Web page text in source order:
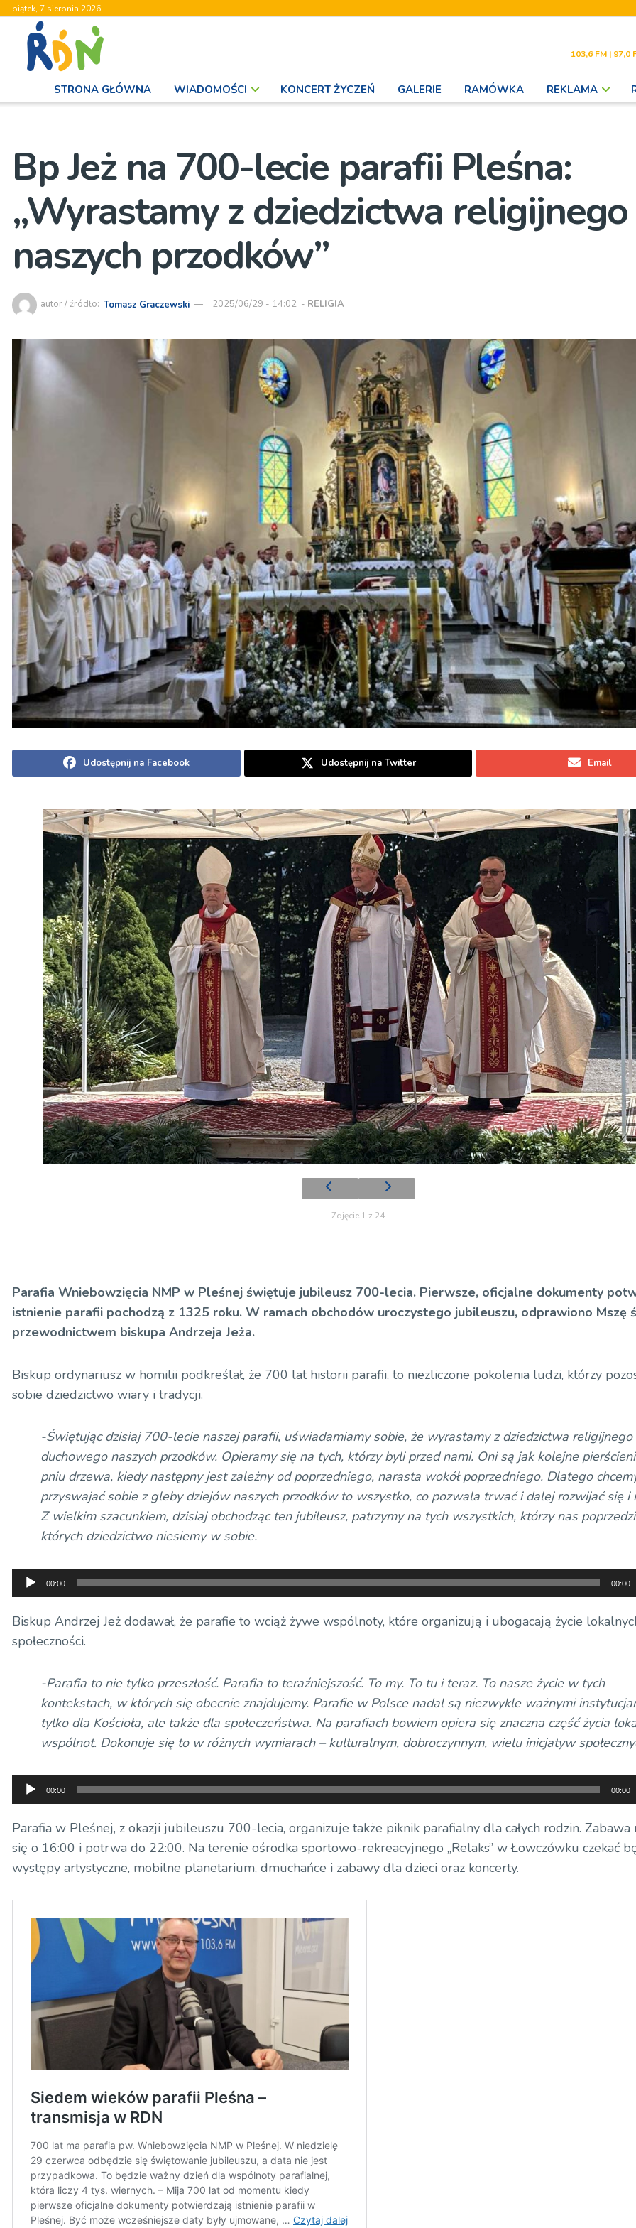
piątek, 7 sierpnia 2026
103,6 FM | 97,0
STRONA GŁÓWNA WIADOMOŚCI KONCERT ŻYCZEŃ GALERIE RAMÓWKA REKLAMA
Bp Jeż na 700-lecie parafii Pleśna:
„Wyrastamy z dziedzictwa religijnego
naszych przodków”
autor / źródło: Tomasz Graczewski 2025/06/29 - 14:02 - RELIGIA
Udostępnij na Facebook Udostępnij na Twitter Email
Zdjęcie 1 z 24
Parafia Wniebowzięcia NMP w Pleśnej świętuje jubileusz 700-lecia. Pierwsze, oficjalne dokumenty
istnienie parafii pochodzą z 1325 roku. W ramach obchodów uroczystego jubileuszu, odprawiono Mszę
przewodnictwem biskupa Andrzeja Jeża.
Biskup ordynariusz w homilii podkreślał, że 700 lat historii parafii, to niezliczone pokolenia ludzi, którzy
sobie dziedzictwo wiary i tradycji.
-Świętując dzisiaj 700-lecie naszej parafii, uświadamiamy sobie, że wyrastamy z dziedzictwa religijnego
duchowego naszych przodków. Opieramy się na tych, którzy byli przed nami. Oni są jak kolejne
pniu drzewa, kiedy następny jest zależny od poprzedniego, narasta wokół poprzedniego. Dlatego
przyswajać sobie z gleby dziejów naszych przodków to wszystko, co pozwala trwać i dalej rozwijać się i
Z wielkim szacunkiem, dzisiaj obchodząc ten jubileusz, patrzymy na tych wszystkich, którzy nas
których dziedzictwo niesiemy w sobie.
Odtwarzacz
plików
dźwiękowych
00:00 00:00
Biskup Andrzej Jeż dodawał, że parafie to wciąż żywe wspólnoty, które organizują i ubogacają życie
społeczności.
-Parafia to nie tylko przeszłość. Parafia to teraźniejszość. To my. To tu i teraz. To nasze życie w tych
kontekstach, w których się obecnie znajdujemy. Parafie w Polsce nadal są niezwykle ważnymi
tylko dla Kościoła, ale także dla społeczeństwa. Na parafiach bowiem opiera się znaczna część życia
wspólnot. Dokonuje się to w różnych wymiarach – kulturalnym, dobroczynnym, wielu inicjatyw
Odtwarzacz
plików
dźwiękowych
00:00 00:00
Parafia w Pleśnej, z okazji jubileuszu 700-lecia, organizuje także piknik parafialny dla całych rodzin. Zabawa
się o 16:00 i potrwa do 22:00. Na terenie ośrodka sportowo-rekreacyjnego „Relaks” w Łowczówku czekać
występy artystyczne, mobilne planetarium, dmuchańce i zabawy dla dzieci oraz koncerty.